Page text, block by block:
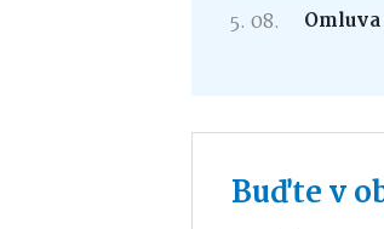
5. 08.
Buďte v